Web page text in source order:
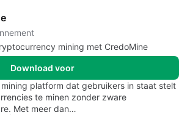
mining met CredoMine
Download voor
platform dat gebruikers in staat stelt
te minen zonder zware
Met meer dan…